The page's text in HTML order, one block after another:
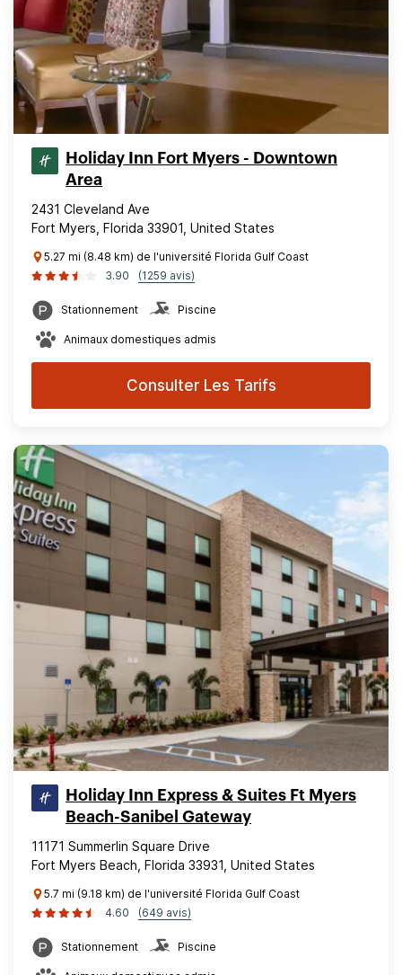
Holiday Inn Fort Myers - Downtown
Area
2431 Cleveland Ave
Fort Myers, Florida 33901, United States
5.27 mi (8.48 km) de l'université Florida Gulf Coast
3.90
(1259 avis)
Stationnement Piscine
Animaux domestiques admis
Consulter Les Tarifs
Holiday Inn Express & Suites Ft Myers
Beach-Sanibel Gateway
11171 Summerlin Square Drive
Fort Myers Beach, Florida 33931, United States
5.7 mi (9.18 km) de l'université Florida Gulf Coast
4.60
(649 avis)
Stationnement Piscine